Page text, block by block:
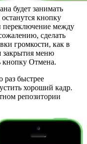
будет занимать
кнопку
переключение между
сделать
громкости, как в
закрытия меню
кнопку Отмена.
раз быстрее
хороший кадр.
репозитории